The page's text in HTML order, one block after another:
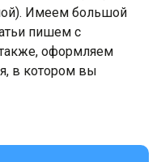
Имеем большой
пишем с
оформляем
в котором вы